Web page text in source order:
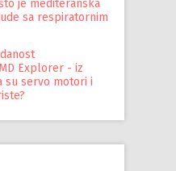
je mediteranska
sa respiratornim
Explorer - iz
su servo motori i